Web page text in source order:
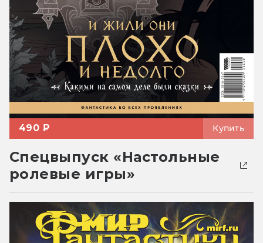
490 ₽ Купить
Спецвыпуск «Настольные
ролевые игры»